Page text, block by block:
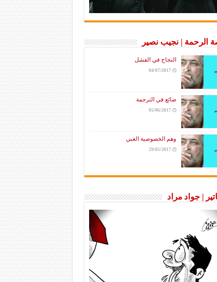
الرحمة | نجيب نصير
النجاح في الفشل
04/07/2017
ضائع في الترجمة
05/06/2017
وهم الخصوصية الغبي
29/05/2017
| جواد مراد